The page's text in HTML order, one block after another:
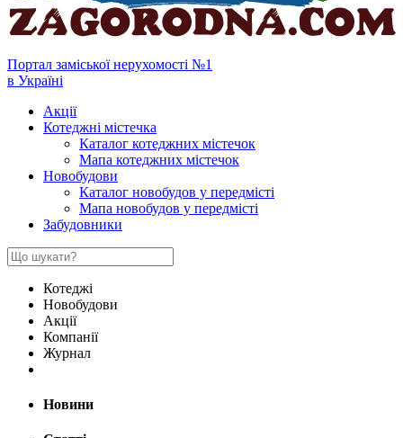
Портал заміської нерухомості №1
в Україні
Акції
Котеджні містечка
Каталог котеджних містечок
Мапа котеджних містечок
Новобудови
Каталог новобудов у передмісті
Мапа новобудов у передмісті
Забудовники
Котеджі
Новобудови
Акції
Компанії
Журнал
Новини